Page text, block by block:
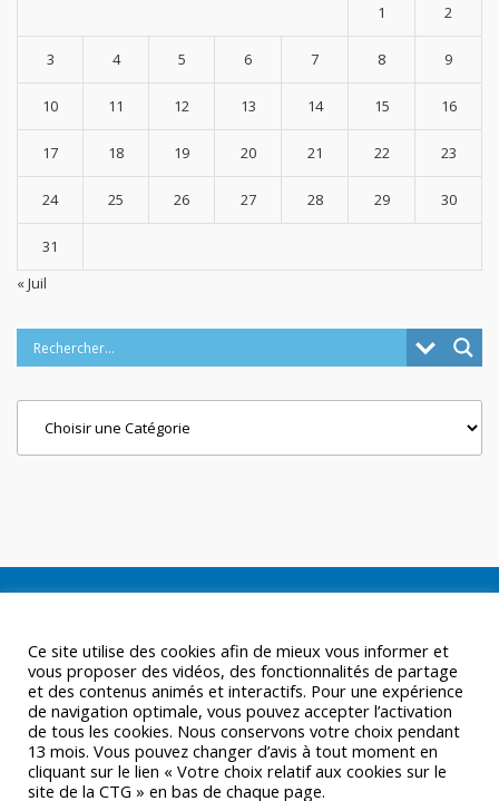
1 2
3 4 5 6 7 8 9
10 11 12 13 14 15 16
17 18 19 20 21 22 23
24 25 26 27 28 29 30
31
« Juil
Ce site utilise des cookies afin de mieux vous informer et
vous proposer des vidéos, des fonctionnalités de partage
et des contenus animés et interactifs. Pour une expérience
de navigation optimale, vous pouvez accepter l’activation
de tous les cookies. Nous conservons votre choix pendant
13 mois. Vous pouvez changer d’avis à tout moment en
cliquant sur le lien « Votre choix relatif aux cookies sur le
site de la CTG » en bas de chaque page.